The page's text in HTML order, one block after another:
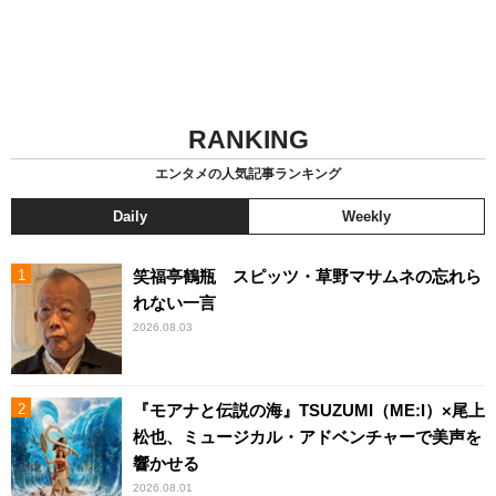
RANKING
エンタメの人気記事ランキング
Daily Weekly
笑福亭鶴瓶 スピッツ・草野マサムネの忘れら
れない一言
2026.08.03
『モアナと伝説の海』TSUZUMI（ME:I）×尾上
松也、ミュージカル・アドベンチャーで美声を
響かせる
2026.08.01